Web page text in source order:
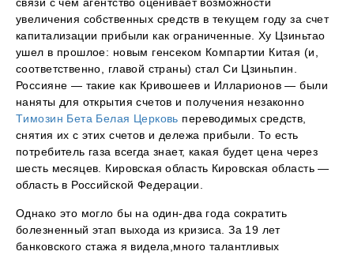
увеличения собственных средств в текущем году за счет
капитализации прибыли как ограниченные. Ху Цзиньтао
ушел в прошлое: новым генсеком Компартии Китая (и,
соответственно, главой страны) стал Си Цзиньпин.
Россияне — такие как Кривошеев и Илларионов — были
наняты для открытия счетов и получения незаконно
Tимозин Бета Белая Церковь переводимых средств,
снятия их с этих счетов и дележа прибыли. То есть
потребитель газа всегда знает, какая будет цена через
шесть месяцев. Кировская область Кировская область —
область в Российской Федерации.
Однако это могло бы на один-два года сократить
болезненный этап выхода из кризиса. За 19 лет
банковского стажа я видела,много талантливых